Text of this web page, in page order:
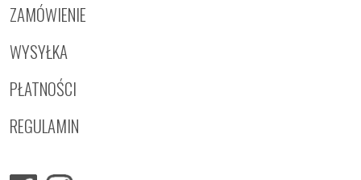
ZAMÓWIENIE
WYSYŁKA
PŁATNOŚCI
REGULAMIN